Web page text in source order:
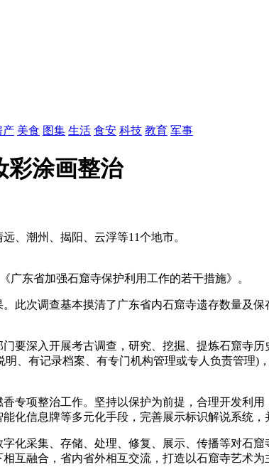
产 美食 图集 生活 食安 科技 教育 军事
彩涂画整治
、潮州、揭阳、云浮等11个地市。
广东省加强石窟寺保护利用工作的若干措施》。
此次调查基本摸清了广东省内石窟寺遗存数量及
要深入开展考古调查，研究、挖掘、提炼石窟寺
、有记录档案、有专门机构管理或专人负责管理
专项整治工作。坚持以保护为前提，合理开发利
化信息牌等多元化手段，完善展示标识解说系统
化采集、存储、处理、修复、展示、传播等对石
互融合，省内省外相互交流，打造以石窟寺艺术为